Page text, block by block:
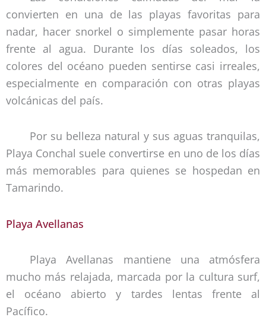
convierten en una de las playas favoritas para
nadar, hacer snorkel o simplemente pasar horas
frente al agua. Durante los días soleados, los
colores del océano pueden sentirse casi irreales,
especialmente en comparación con otras playas
volcánicas del país.
Por su belleza natural y sus aguas tranquilas,
Playa Conchal suele convertirse en uno de los días
más memorables para quienes se hospedan en
Tamarindo.
Playa Avellanas
Playa Avellanas mantiene una atmósfera
mucho más relajada, marcada por la cultura surf,
el océano abierto y tardes lentas frente al
Pacífico.